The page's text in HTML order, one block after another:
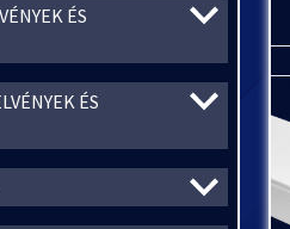
ÉS
ÉS